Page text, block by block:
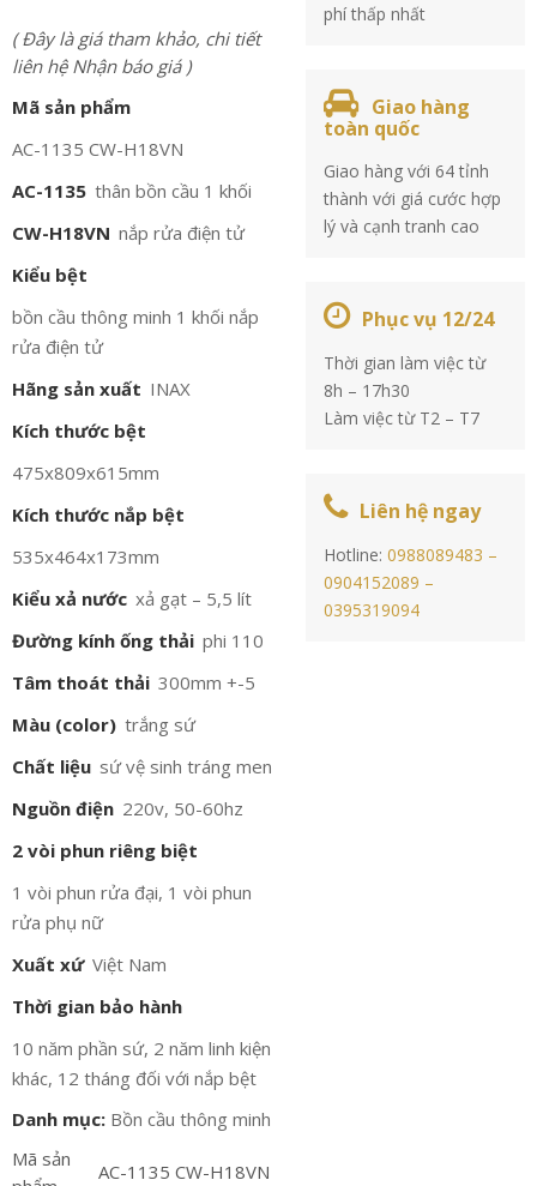
( Đây là giá tham khảo, chi tiết
liên hệ Nhận báo giá )
Mã sản phẩm
AC-1135 CW-H18VN
AC-1135 thân bồn cầu 1 khối
CW-H18VN nắp rửa điện tử
Kiểu bệt
bồn cầu thông minh 1 khối nắp
rửa điện tử
Hãng sản xuất INAX
Kích thước bệt
475x809x615mm
Kích thước nắp bệt
535x464x173mm
Kiểu xả nước xả gạt – 5,5 lít
Đường kính ống thải phi 110
Tâm thoát thải 300mm +-5
Màu (color) trắng sứ
Chất liệu sứ vệ sinh tráng men
Nguồn điện 220v, 50-60hz
2 vòi phun riêng biệt
1 vòi phun rửa đại, 1 vòi phun
rửa phụ nữ
Xuất xứ Việt Nam
Thời gian bảo hành
10 năm phần sứ, 2 năm linh kiện
khác, 12 tháng đối với nắp bệt
Danh mục: Bồn cầu thông minh
Mã sản
AC-1135 CW-H18VN
phí thấp nhất
Giao hàng
toàn quốc
Giao hàng với 64 tỉnh
thành với giá cước hợp
lý và cạnh tranh cao
Phục vụ 12/24
Thời gian làm việc từ
8h – 17h30
Làm việc từ T2 – T7
Liên hệ ngay
Hotline:0988089483 –
0904152089 –
0395319094